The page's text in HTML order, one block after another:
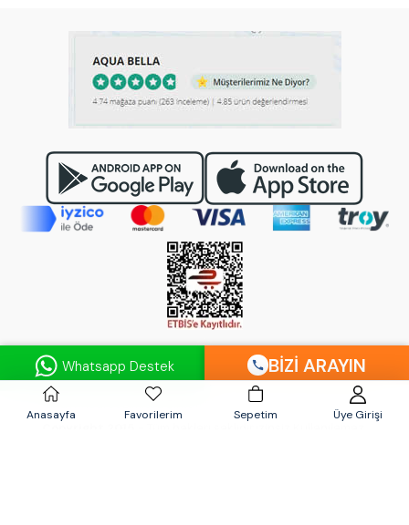
© 2024AQUABELLA.com.tr- AQUA TURCO Su Arıtma Cihazları
Sanayi Ticaret Limited Şirketi'n'in ticari tescilli markasıdır.©
Anasayfa Favorilerim Sepetim Üye Girişi
Whatsapp Destek BIZI ARAYIN